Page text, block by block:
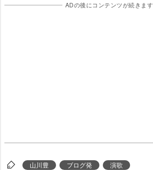
ADの後にコンテンツが続きます
山川豊 ブログ発 演歌